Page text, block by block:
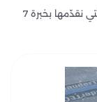
تعرّف على خدمات العزل وكشف تسربات المياه التي نقدّمها بخبرة 7